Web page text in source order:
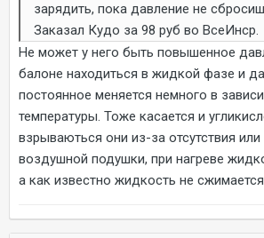
зарядить, пока давление не
Заказал Кудо за 98 руб во ВсеИнср.
Не может у него быть повышенное
балоне находиться в жидкой фазе и
постоянное меняется немного в
температуры. Тоже касается и
взрываються они из-за отсутствия
воздушной подушки, при нагреве
а как известно жидкость не